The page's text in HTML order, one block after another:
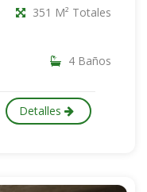
351 M² Totales
4 Baños
Detalles